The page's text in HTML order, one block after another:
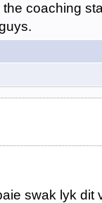
coaching
swak lyk dit